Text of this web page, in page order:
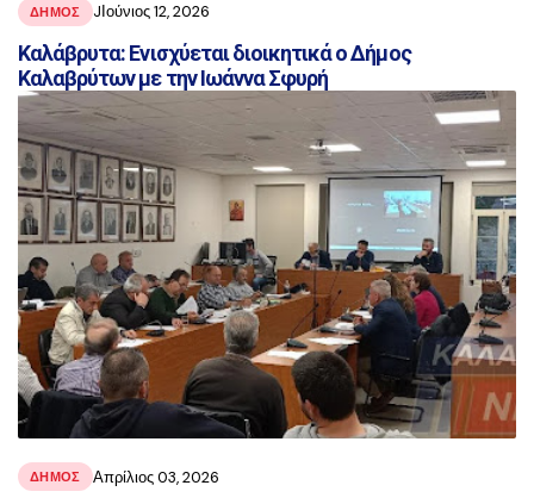
ΔΗΜΟΣ JΙούνιος 12, 2026
Καλάβρυτα: Ενισχύεται διοικητικά ο Δήμος
Καλαβρύτων με την Ιωάννα Σφυρή
ΔΗΜΟΣ Απρίλιος 03, 2026